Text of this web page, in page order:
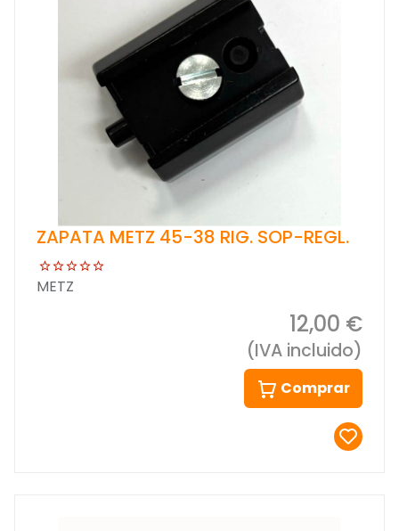
ZAPATA METZ 45-38 RIG. SOP-REGL.
METZ
12,00 €
(IVA incluido)
Comprar